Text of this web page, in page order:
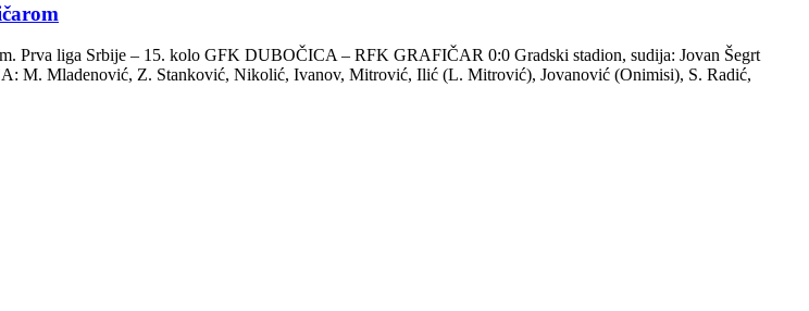
Prva liga Srbije – 15. kolo GFK DUBOČICA – RFK GRAFIČAR 0:0 Gradski stadion, sudija: Jovan Šegrt
M. Mladenović, Z. Stanković, Nikolić, Ivanov, Mitrović, Ilić (L. Mitrović), Jovanović (Onimisi), S. Radić,